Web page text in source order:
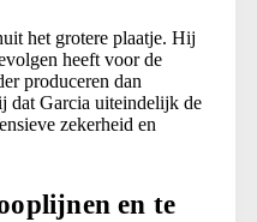
het grotere plaatje. Hij
heeft voor de
produceren dan
dat Garcia uiteindelijk de
zekerheid en
en te